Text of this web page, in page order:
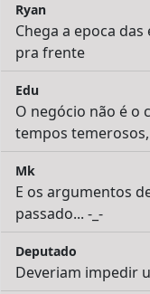
Ryan
Chega a epoca
pra frente
Edu
O negócio não é o
tempos
Mk
E os argumentos
passado... -_-
Deputado
Deveriam impedir